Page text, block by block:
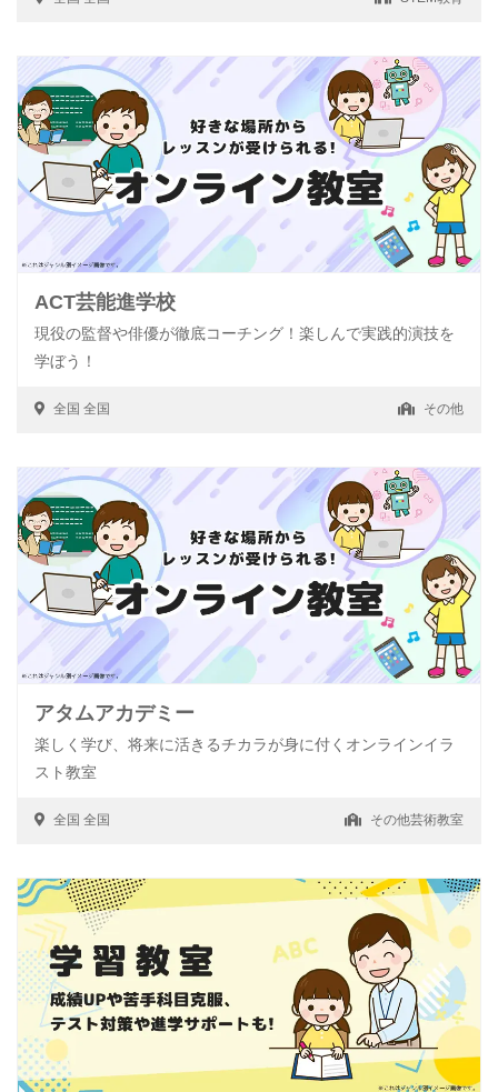
ACT芸能進学校
現役の監督や俳優が徹底コーチング！楽しんで実践的演技を
学ぼう！
全国 全国 その他
アタムアカデミー
楽しく学び、将来に活きるチカラが身に付くオンラインイラ
スト教室
全国 全国 その他芸術教室